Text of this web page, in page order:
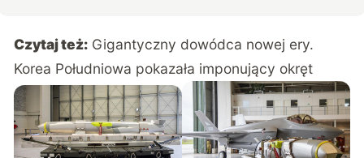
Czytaj też: Gigantyczny dowódca nowej ery.
Korea Południowa pokazała imponujący okręt